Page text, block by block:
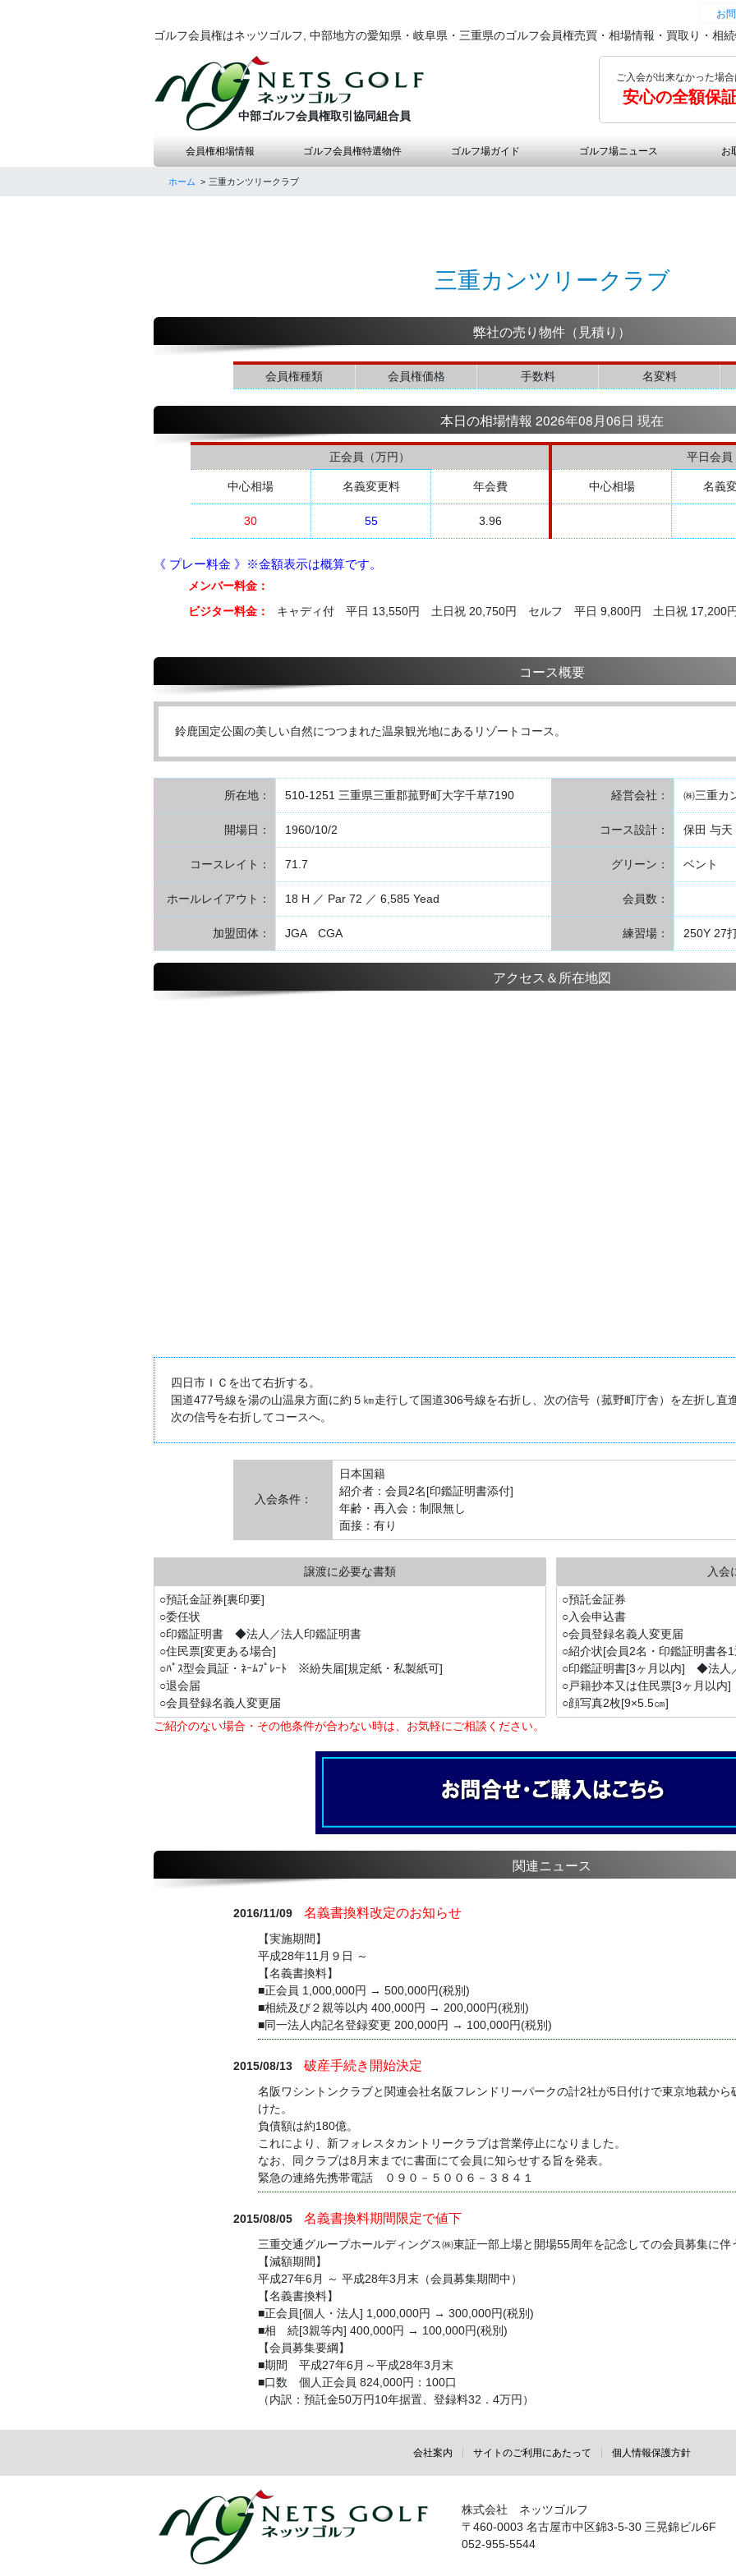
お
ゴルフ会員権はネッツゴルフ, 中部地方の愛知県・岐阜県・三重県のゴルフ会員権売買・相場情報・買取り・相
中部ゴルフ会員権取引協同組合員
ご入会が出来なかった場
安心の全額保
会員権相場情報 ゴルフ会員権特選物件 ゴルフ場ガイド ゴルフ場ニュース お
ホーム 三重カンツリークラブ
三重カンツリークラブ
弊社の売り物件（見積り）
会員権種類 会員権価格 手数料 名変料
本日の相場情報 2026年08月06日 現在
正会員（万円） 平日会員
中心相場 名義変更料 年会費 中心相場 名義
30 55 3.96
《 プレー料金 》※金額表示は概算です。
メンバー料金：
ビジター料金：
キャディ付 平日 13,550円 土日祝 20,750円 セルフ 平日 9,800円 土日祝 17,200
コース概要
鈴鹿国定公園の美しい自然につつまれた温泉観光地にあるリゾートコース。
所在地： 510-1251 三重県三重郡菰野町大字千草7190 経営会社： ㈱三重カ
開場日： 1960/10/2 コース設計： 保田 与天
コースレイト： 71.7 グリーン： ベント
ホールレイアウト： 18 H ／ Par 72 ／ 6,585 Yead 会員数：
加盟団体： JGA CGA 練習場： 250Y 27
アクセス＆所在地図
四日市ＩＣを出て右折する。
国道477号線を湯の山温泉方面に約５㎞走行して国道306号線を右折し、次の信号（菰野町庁舎）を左折し直
次の信号を右折してコースへ。
入会条件：
日本国籍
紹介者：会員2名[印鑑証明書添付]
年齢・再入会：制限無し
面接：有り
譲渡に必要な書類 入会
○預託金証券[裏印要]
○委任状
○印鑑証明書 ◆法人／法人印鑑証明書
○住民票[変更ある場合]
○ﾊﾟｽ型会員証・ﾈｰﾑﾌﾟﾚｰﾄ ※紛失届[規定紙・私製紙可]
○退会届
○会員登録名義人変更届
○預託金証券
○入会申込書
○会員登録名義人変更届
○紹介状[会員2名・印鑑証明書各
○印鑑証明書[3ヶ月以内] ◆法人
○戸籍抄本又は住民票[3ヶ月以
○顔写真2枚[9×5.5㎝]
ご紹介のない場合・その他条件が合わない時は、お気軽にご相談ください。
関連ニュース
2016/11/09 名義書換料改定のお知らせ
【実施期間】
平成28年11月９日 ～
【名義書換料】
■正会員 1,000,000円 → 500,000円(税別)
■相続及び２親等以内 400,000円 → 200,000円(税別)
■同一法人内記名登録変更 200,000円 → 100,000円(税別)
2015/08/13 破産手続き開始決定
名阪ワシントンクラブと関連会社名阪フレンドリーパークの計2社が5日付けで東京地裁か
けた。
負債額は約180億。
これにより、新フォレスタカントリークラブは営業停止になりました。
なお、同クラブは8月末までに書面にて会員に知らせする旨を発表。
緊急の連絡先携帯電話 ０９０－５００６－３８４１
2015/08/05 名義書換料期間限定で値下
三重交通グループホールディングス㈱東証一部上場と開場55周年を記念しての会員募集に伴
【減額期間】
平成27年6月 ～ 平成28年3月末（会員募集期間中）
【名義書換料】
■正会員[個人・法人] 1,000,000円 → 300,000円(税別)
■相 続[3親等内] 400,000円 → 100,000円(税別)
【会員募集要綱】
■期間 平成27年6月～平成28年3月末
■口数 個人正会員 824,000円：100口
（内訳：預託金50万円10年据置、登録料32．4万円）
会社案内 サイトのご利用にあたって 個人情報保護方針
株式会社 ネッツゴルフ
〒460-0003 名古屋市中区錦3-5-30 三晃錦ビル6F
052-955-5544